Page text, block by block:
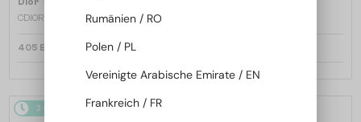
CDIOR S1F - 35A0 D - 56
405 EUR
2-4 WERKTAGE
Rumänien / RO
Polen / PL
Vereinigte Arabische Emirate / EN
Frankreich / FR